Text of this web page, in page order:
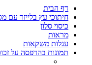
דף הבית
חיתוכי עץ בלייזר עם
כיסוי סלון
מראות
עגלות משקאות
תמונות בהדפסה על